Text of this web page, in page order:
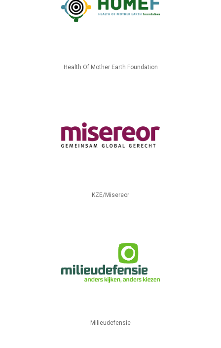
Health Of Mother Earth Foundation
KZE/Misereor
Milieudefensie